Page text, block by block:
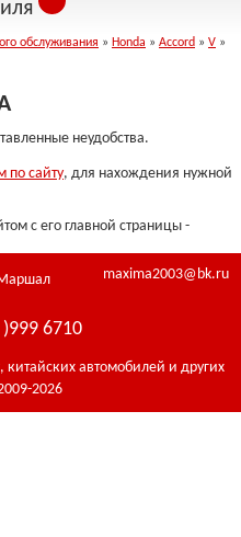
обслуживания » Honda » Accord » V »
неудобства.
по сайту, для нахождения нужной
с его главной страницы -
maxima2003@bk.ru
6710
китайских автомобилей и других
2026